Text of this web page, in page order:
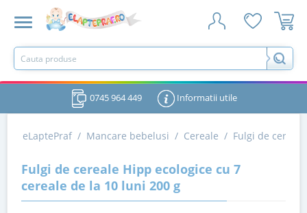
0745 964 449 Informatii utile
eLaptePraf / Mancare bebelusi / Cereale / Fulgi de cereale
Fulgi de cereale Hipp ecologice cu 7
cereale de la 10 luni 200 g